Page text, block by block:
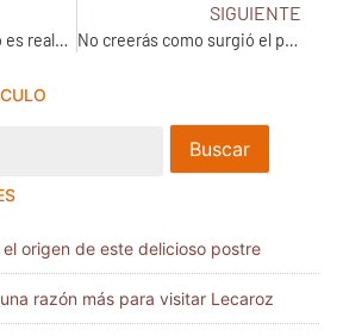
¿El chocolate blanco es realmente chocolate?
SIGUIENTE
No creerás como surgió el pambazo en nuestro país
origen de este delicioso postre
razón más para visitar Lecaroz